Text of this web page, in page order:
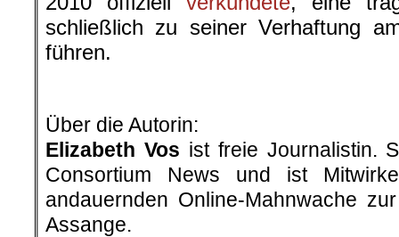
schließlich zu seiner Verhaftung
führen.
Über die Autorin:
Elizabeth Vos ist freie Journalistin.
Consortium News und ist
andauernden Online-Mahnwache
Assange.